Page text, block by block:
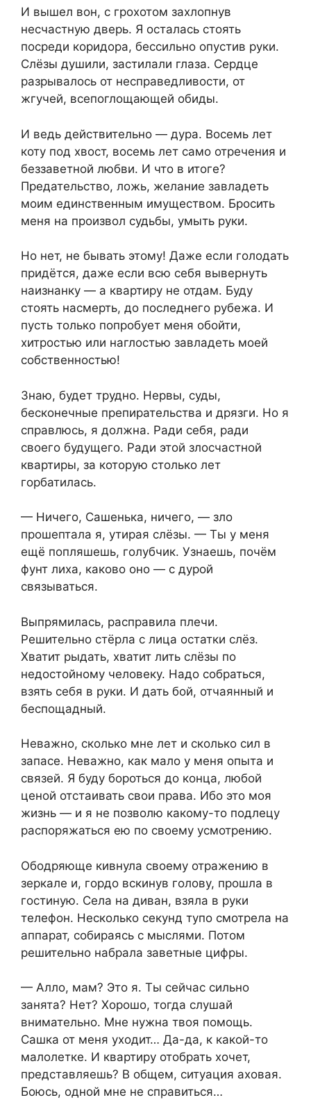
И вышел вон, с грохотом захлопнув
несчастную дверь. Я осталась стоять
посреди коридора, бессильно опустив руки.
Слёзы душили, застилали глаза. Сердце
разрывалось от несправедливости, от
жгучей, всепоглощающей обиды.
И ведь действительно — дура. Восемь лет
коту под хвост, восемь лет само отречения и
беззаветной любви. И что в итоге?
Предательство, ложь, желание завладеть
моим единственным имуществом. Бросить
меня на произвол судьбы, умыть руки.
Но нет, не бывать этому! Даже если голодать
придётся, даже если всю себя вывернуть
наизнанку — а квартиру не отдам. Буду
стоять насмерть, до последнего рубежа. И
пусть только попробует меня обойти,
хитростью или наглостью завладеть моей
собственностью!
Знаю, будет трудно. Нервы, суды,
бесконечные препирательства и дрязги. Но я
справлюсь, я должна. Ради себя, ради
своего будущего. Ради этой злосчастной
квартиры, за которую столько лет
горбатилась.
— Ничего, Сашенька, ничего, — зло
прошептала я, утирая слёзы. — Ты у меня
ещё попляшешь, голубчик. Узнаешь, почём
фунт лиха, каково оно — с дурой
связываться.
Выпрямилась, расправила плечи.
Решительно стёрла с лица остатки слёз.
Хватит рыдать, хватит лить слёзы по
недостойному человеку. Надо собраться,
взять себя в руки. И дать бой, отчаянный и
беспощадный.
Неважно, сколько мне лет и сколько сил в
запасе. Неважно, как мало у меня опыта и
связей. Я буду бороться до конца, любой
ценой отстаивать свои права. Ибо это моя
жизнь — и я не позволю какому-то подлецу
распоряжаться ею по своему усмотрению.
Ободряюще кивнула своему отражению в
зеркале и, гордо вскинув голову, прошла в
гостиную. Села на диван, взяла в руки
телефон. Несколько секунд тупо смотрела на
аппарат, собираясь с мыслями. Потом
решительно набрала заветные цифры.
— Алло, мам? Это я. Ты сейчас сильно
занята? Нет? Хорошо, тогда слушай
внимательно. Мне нужна твоя помощь.
Сашка от меня уходит… Да-да, к какой-то
малолетке. И квартиру отобрать хочет,
представляешь? В общем, ситуация аховая.
Боюсь, одной мне не справиться…